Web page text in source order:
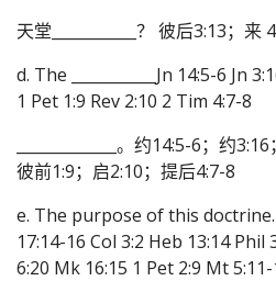
天堂___________？ 彼后3:13；来
d. The ___________Jn 14:5-6 Jn
1 Pet 1:9 Rev 2:10 2 Tim 4:7-8
_____________。约14:5-6；约
彼前1:9；启2:10；提后4:7-8
e. The purpose of this doctrine.
17:14-16 Col 3:2 Heb 13:14
6:20 Mk 16:15 1 Pet 2:9 Mt